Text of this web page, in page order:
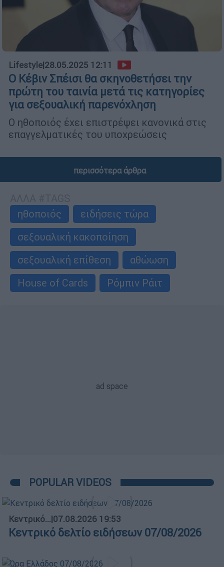
Lifestyle|28.05.2025 12:11
Ο Κέβιν Σπέισι θα σκηνοθετήσει την
πρώτη του ταινία μετά τις κατηγορίες
για σεξουαλική παρενόχληση
Ο ηθοποιός έχει επιστρέψει κανονικά στις
επαγγελματικές του υποχρεώσεις
περισσότερα άρθρα
ηθοποιός
ειδήσεις τώρα
σεξουαλική κακοποίηση
σεξουαλική επίθεση
αθώωση
House of Cards
Ρόμπιν Ράιτ
POPULAR VIDEOS
Κεντρικό...|07.08.2026 19:53
Κεντρικό δελτίο ειδήσεων 07/08/2026